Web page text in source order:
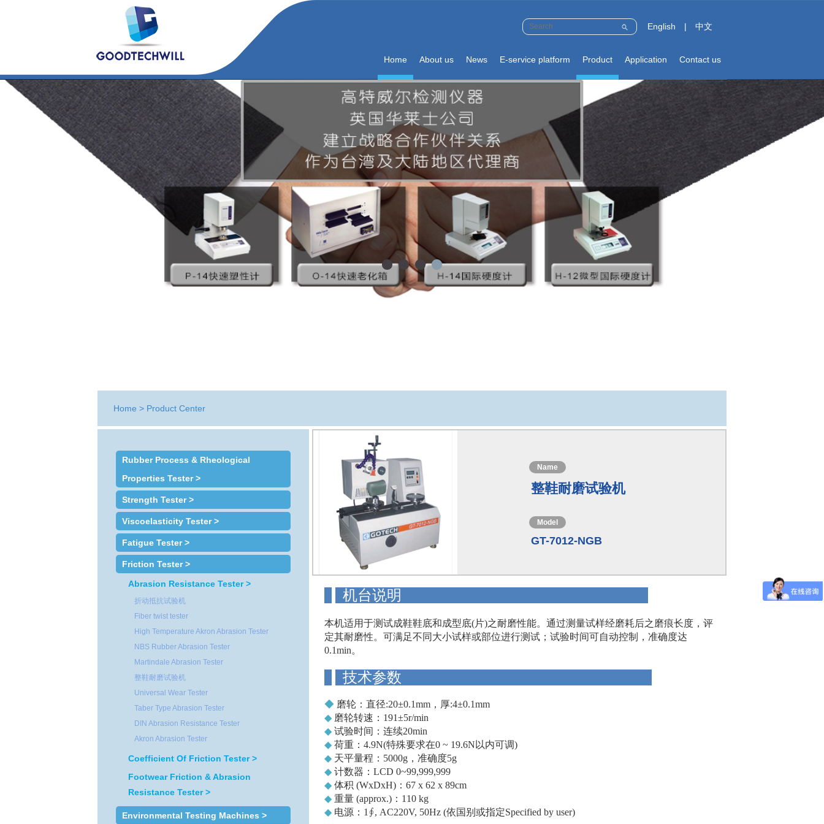
English | 中文
Home About us News E-service platform Product Application Contact us
Home > Product Center
Rubber Process & Rheological
Properties Tester >
Strength Tester >
Viscoelasticity Tester >
Fatigue Tester >
Friction Tester >
Abrasion Resistance Tester >
折动抵抗试验机
Fiber twist tester
High Temperature Akron Abrasion Tester
NBS Rubber Abrasion Tester
Martindale Abrasion Tester
整鞋耐磨试验机
Universal Wear Tester
Taber Type Abrasion Tester
DIN Abrasion Resistance Tester
Akron Abrasion Tester
Coefficient Of Friction Tester >
Footwear Friction & Abrasion
Resistance Tester >
Environmental Testing Machines >
Name
整鞋耐磨试验机
Model
GT-7012-NGB
机台说明
本机适用于测试成鞋鞋底和成型底(片)之耐磨性能。通过测量试样经磨耗后之磨痕长度，评
定其耐磨性。可满足不同大小试样或部位进行测试；试验时间可自动控制，准确度达
0.1min。
技术参数
◆ 磨轮：直径:20±0.1mm，厚:4±0.1mm
◆ 磨轮转速：191±5r/min
◆ 试验时间：连续20min
◆ 荷重：4.9N(特殊要求在0 ~ 19.6N以内可调)
◆ 天平量程：5000g，准确度5g
◆ 计数器：LCD 0~99,999,999
◆ 体积 (WxDxH)：67 x 62 x 89cm
◆ 重量 (approx.)：110 kg
◆ 电源：1∮, AC220V, 50Hz (依国别或指定Specified by user)